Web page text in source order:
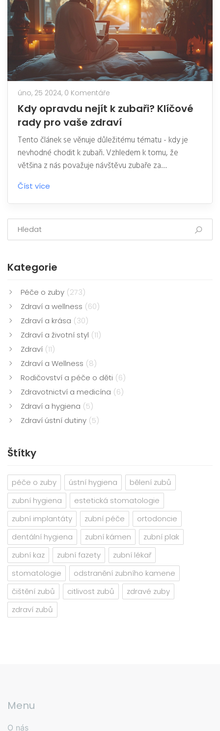
úno, 25 2024, 0 Komentáře
Kdy opravdu nejít k zubaři? Klíčové
rady pro vaše zdraví
Tento článek se věnuje důležitému tématu - kdy je
nevhodné chodit k zubaři. Vzhledem k tomu, že
většina z nás považuje návštěvu zubaře za
nepříjemnou povinnost, existují situace, kdy je lepší
tuto návštěvu odložit. Tento text nabízí průvodce
poznáváním těchto situací a poradí, jak se v nich
zachovat, abychom uchránili nejen naše zubní, ale i
celkové zdraví.
Číst více
Kategorie
Péče o zuby (273)
Zdraví a wellness (60)
Zdraví a krása (30)
Zdraví a životní styl (11)
Zdraví (11)
Zdraví a Wellness (8)
Rodičovství a péče o děti (6)
Zdravotnictví a medicína (6)
Zdraví a hygiena (5)
Zdraví ústní dutiny (5)
Štítky
péče o zuby ústní hygiena
bělení zubů
zubní hygiena
estetická stomatologie
zubní implantáty
zubní péče
ortodoncie
dentální hygiena
zubní kámen
zubní plak
zubní kaz
zubní fazety
zubní lékař
stomatologie
odstranění zubního kamene
čištění zubů
citlivost zubů
zdravé zuby
zdraví zubů
Menu
O nás